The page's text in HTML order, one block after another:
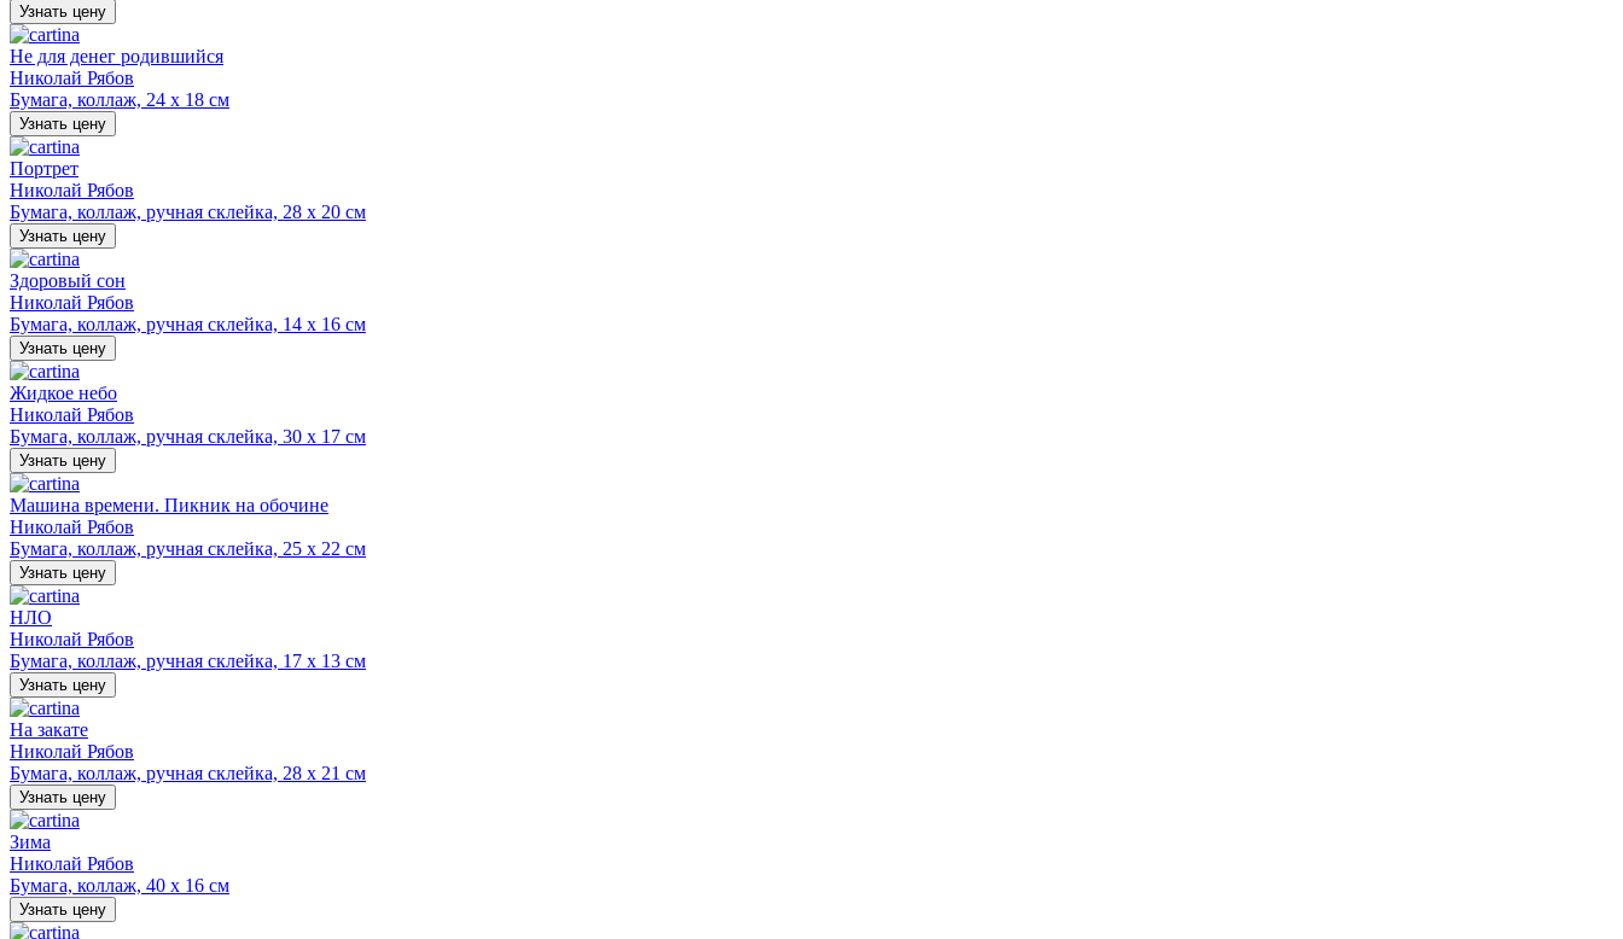
Узнать цену
Не для денег родившийся
Николай Рябов
Бумага, коллаж, 24 х 18 см
Узнать цену
Портрет
Николай Рябов
Бумага, коллаж, ручная склейка, 28 х 20 см
Узнать цену
Здоровый сон
Николай Рябов
Бумага, коллаж, ручная склейка, 14 х 16 см
Узнать цену
Жидкое небо
Николай Рябов
Бумага, коллаж, ручная склейка, 30 х 17 см
Узнать цену
Машина времени. Пикник на обочине
Николай Рябов
Бумага, коллаж, ручная склейка, 25 х 22 см
Узнать цену
НЛО
Николай Рябов
Бумага, коллаж, ручная склейка, 17 х 13 см
Узнать цену
На закате
Николай Рябов
Бумага, коллаж, ручная склейка, 28 х 21 см
Узнать цену
Зима
Николай Рябов
Бумага, коллаж, 40 х 16 см
Узнать цену